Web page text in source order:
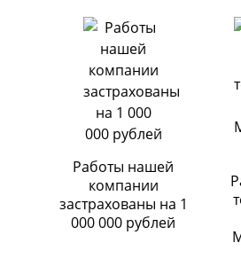
Работы нашей
компании
застрахованы на 1
000 000 рублей